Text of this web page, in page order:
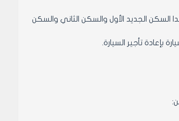
الجديد الأول والسكن الثاني والسكن